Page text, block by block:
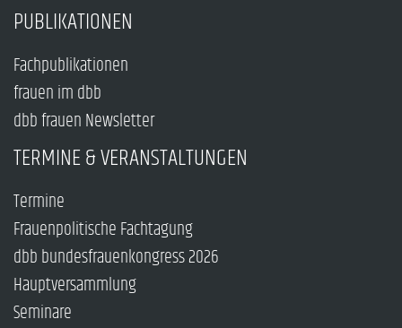
PUBLIKATIONEN
Fachpublikationen
frauen im dbb
dbb frauen Newsletter
TERMINE & VERANSTALTUNGEN
Termine
Frauenpolitische Fachtagung
dbb bundesfrauenkongress 2026
Hauptversammlung
Seminare